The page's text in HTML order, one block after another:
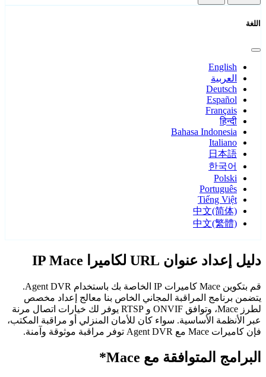
اللغة
English
العربية
Deutsch
Español
Français
हिन्दी
Bahasa Indonesia
Italiano
日本語
한국어
Polski
Português
Tiếng Việt
中文(简体)
中文(繁體)
دليل إعداد عنوان URL لكاميرا IP Mace
قم بتكوين Mace كاميرات IP الخاصة بك باستخدام Agent DVR.
يتضمن برنامج المراقبة المجاني الخاص بنا معالج إعداد مخصص
لطرز Mace، وتوافق ONVIF و RTSP يوفر لك خيارات اتصال مرنة
عبر الأنظمة الأساسية. سواء كان للأمان المنزلي أو مراقبة المكتب،
فإن كاميرات Mace مع Agent DVR توفر مراقبة موثوقة وآمنة.
البرامج المتوافقة مع Mace*